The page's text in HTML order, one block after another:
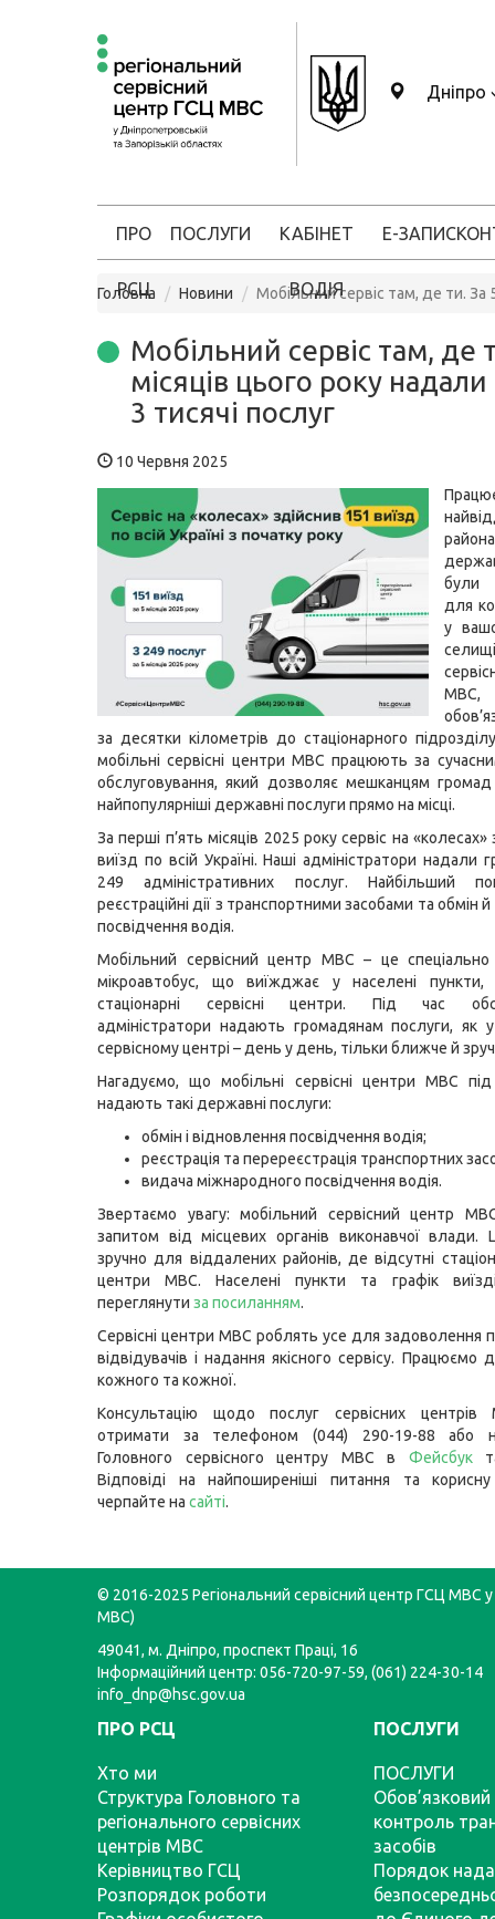
Дніпро
ПРО
РСЦ
ПОСЛУГИ КАБІНЕТ
ВОДІЯ
Е-ЗАПИС
Головна Новини Мобільний сервіс там, де ти. За
Мобільний сервіс там, де
місяців цього року
3 тисячі послуг
10 Червня 2025
були
для
у
за десятки кілометрів до стаціонарного
мобільні сервісні центри МВС працюють за
обслуговування, який дозволяє мешканцям
найпопулярніші державні послуги прямо на місці.
За перші п’ять місяців 2025 року сервіс на
виїзд по всій Україні. Наші адміністратори надали
249 адміністративних послуг. Найбільший
реєстраційні дії з транспортними засобами та обмін
посвідчення водія.
Мобільний сервісний центр МВС – це
мікроавтобус, що виїжджає у населені пункти,
стаціонарні сервісні центри. Під час
адміністратори надають громадянам послуги, як
сервісному центрі – день у день, тільки ближче й
Нагадуємо, що мобільні сервісні центри МВС під
надають такі державні послуги:
обмін і відновлення посвідчення водія;
реєстрація та перереєстрація транспортних
видача міжнародного посвідчення водія.
Звертаємо увагу: мобільний сервісний центр
запитом від місцевих органів виконавчої влади.
зручно для віддалених районів, де відсутні
центри МВС. Населені пункти та графік
переглянути за посиланням.
Сервісні центри МВС роблять усе для задоволення
відвідувачів і надання якісного сервісу. Працюємо
кожного та кожної.
Консультацію щодо послуг сервісних
отримати за телефоном (044) 290-19-88 або
Головного сервісного центру МВС в Фейсбук
Відповіді на найпоширеніші питання та
черпайте на сайті.
© 2016-2025 Регіональний сервісний центр ГСЦ МВС у
МВС)
49041, м. Дніпро, проспект Праці, 16
Інформаційний центр: 056-720-97-59, (061) 224-30-14
info_dnp@hsc.gov.ua
ПРО РСЦ
Хто ми
Структура Головного та
регіонального сервісних
центрів МВС
Керівництво ГСЦ
Розпорядок роботи
ПОСЛУГИ
ПОСЛУГИ
Обов’язковий
контроль
засобів
Порядок